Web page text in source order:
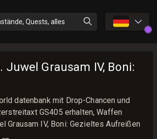
Quests, alles 🇩🇪
Grausam IV, Boni:
datenbank mit Drop-Chancen und
GS405 erhalten, Waffen
Grausam IV, Boni: Gezieltes Aufreißen